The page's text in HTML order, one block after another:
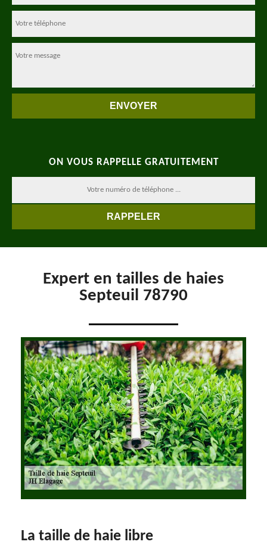
ON VOUS RAPPELLE GRATUITEMENT
Expert en tailles de haies
Septeuil 78790
La taille de haie libre